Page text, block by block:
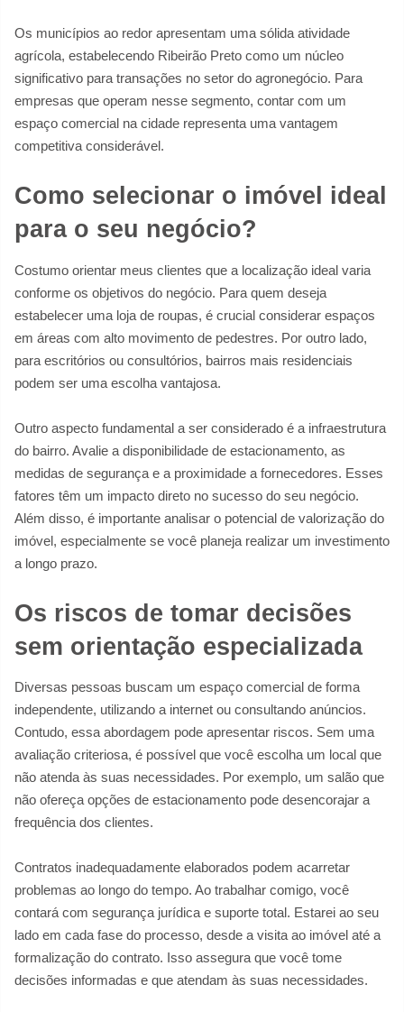
Os municípios ao redor apresentam uma sólida atividade
agrícola, estabelecendo Ribeirão Preto como um núcleo
significativo para transações no setor do agronegócio. Para
empresas que operam nesse segmento, contar com um
espaço comercial na cidade representa uma vantagem
competitiva considerável.
Como selecionar o imóvel ideal
para o seu negócio?
Costumo orientar meus clientes que a localização ideal varia
conforme os objetivos do negócio. Para quem deseja
estabelecer uma loja de roupas, é crucial considerar espaços
em áreas com alto movimento de pedestres. Por outro lado,
para escritórios ou consultórios, bairros mais residenciais
podem ser uma escolha vantajosa.
Outro aspecto fundamental a ser considerado é a infraestrutura
do bairro. Avalie a disponibilidade de estacionamento, as
medidas de segurança e a proximidade a fornecedores. Esses
fatores têm um impacto direto no sucesso do seu negócio.
Além disso, é importante analisar o potencial de valorização do
imóvel, especialmente se você planeja realizar um investimento
a longo prazo.
Os riscos de tomar decisões
sem orientação especializada
Diversas pessoas buscam um espaço comercial de forma
independente, utilizando a internet ou consultando anúncios.
Contudo, essa abordagem pode apresentar riscos. Sem uma
avaliação criteriosa, é possível que você escolha um local que
não atenda às suas necessidades. Por exemplo, um salão que
não ofereça opções de estacionamento pode desencorajar a
frequência dos clientes.
Contratos inadequadamente elaborados podem acarretar
problemas ao longo do tempo. Ao trabalhar comigo, você
contará com segurança jurídica e suporte total. Estarei ao seu
lado em cada fase do processo, desde a visita ao imóvel até a
formalização do contrato. Isso assegura que você tome
decisões informadas e que atendam às suas necessidades.